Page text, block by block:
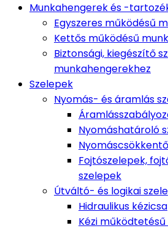
Munkahengerek és -
Egyszeres működésű
Kettős működésű
Biztonsági, kiegészítő
munkahengerekhez
Szelepek
Nyomás- és áramlás
Nyomáshatároló
Fojtószelepek,
szelepek
Útváltó- és logikai
Hidraulikus
Kézi